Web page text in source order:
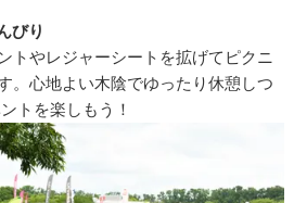
びり
トやレジャーシートを拡げてピクニ
。心地よい木陰でゆったり休憩しつ
トを楽しもう！